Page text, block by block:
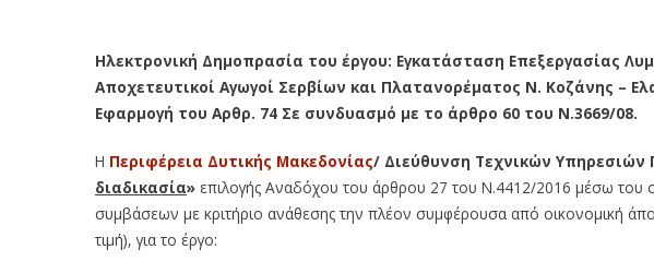
Ηλεκτρονική Δημοπρασία του έργου: Εγκατάσταση Επεξεργασίας
Αποχετευτικοί Αγωγοί Σερβίων και Πλατανορέματος Ν. Κοζάνης –
Εφαρμογή του Αρθρ. 74 Σε συνδυασμό με το άρθρο 60 του Ν.3669/08.
Η Περιφέρεια Δυτικής Μακεδονίας/ Διεύθυνση Τεχνικών Υπηρεσιών
διαδικασία» επιλογής Αναδόχου του άρθρου 27 του Ν.4412/2016 μέσω του
συμβάσεων με κριτήριο ανάθεσης την πλέον συμφέρουσα από οικονομική
τιμή), για το έργο: